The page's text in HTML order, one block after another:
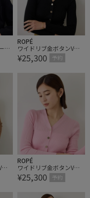
】
部
ROPÉ
ワイドリブ金ボタンVネ
ックカーディガン【J'aD
oRe・一部店舗限定サイ
¥25,300 予約
ROPÉ
ワイドリブ金ボタンVネ
ックカーディガン【J'aD
oRe・一部店舗限定サイ
¥25,300 予約